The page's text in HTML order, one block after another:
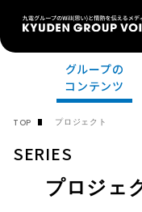
グループの
コンテンツ
TOP プロジェクト
SERIES
プロジェ